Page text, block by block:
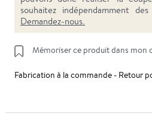
souhaitez indépendamment
Demandez-nous.
Mémoriser ce produit dans mon
Fabrication à la commande - Retour